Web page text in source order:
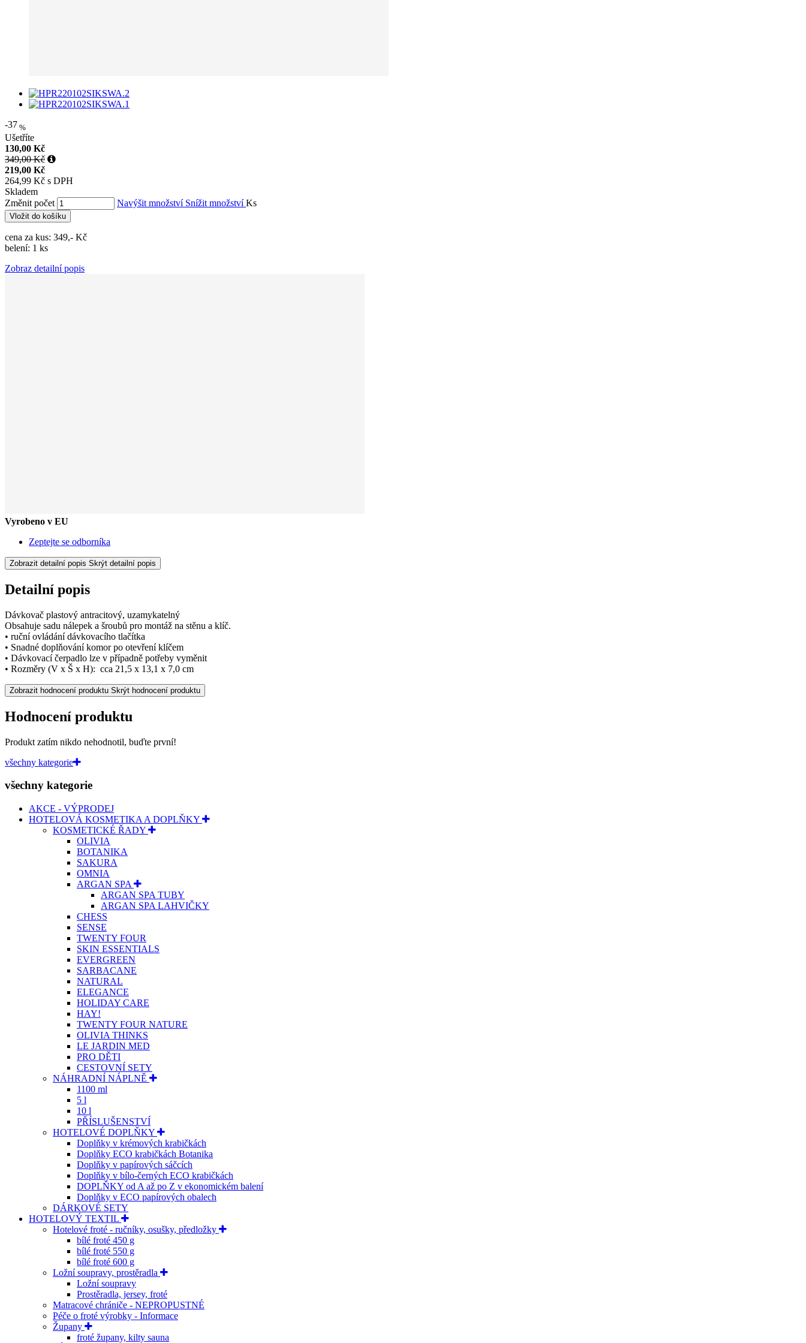
-37 %
Ušetříte
130,00 Kč
349,00 Kč
219,00 Kč
264,99 Kč s DPH
Skladem
Změnit počet
Navýšit množství Snížit množstvíKs
Vložit do košíku
cena za kus: 349,- Kč
belení: 1 ks
Zobraz detailní popis
Vyrobeno v EU
Zeptejte se odborníka
Zobrazit detailní popis Skrýt detailní popis
Detailní popis
Dávkovač plastový antracitový, uzamykatelný
Obsahuje sadu nálepek a šroubů pro montáž na stěnu a klíč.
• ruční ovládání dávkovacího tlačítka
• Snadné doplňování komor po otevření klíčem
• Dávkovací čerpadlo lze v případně potřeby vyměnit
• Rozměry (V x Š x H): cca 21,5 x 13,1 x 7,0 cm
Zobrazit hodnocení produktu Skrýt hodnocení produktu
Hodnocení produktu
Produkt zatím nikdo nehodnotil, buďte první!
všechny kategorie
všechny kategorie
AKCE - VÝPRODEJ
HOTELOVÁ KOSMETIKA A DOPLŇKY
KOSMETICKÉ ŘADY
OLIVIA
BOTANIKA
SAKURA
OMNIA
ARGAN SPA
ARGAN SPA TUBY
ARGAN SPA LAHVIČKY
CHESS
SENSE
TWENTY FOUR
SKIN ESSENTIALS
EVERGREEN
SARBACANE
NATURAL
ELEGANCE
HOLIDAY CARE
HAY!
TWENTY FOUR NATURE
OLIVIA THINKS
LE JARDIN MED
PRO DĚTI
CESTOVNÍ SETY
NÁHRADNÍ NÁPLNĚ
1100 ml
5 l
10 l
PŘÍSLUŠENSTVÍ
HOTELOVÉ DOPLŇKY
Doplňky v krémových krabičkách
Doplňky ECO krabičkách Botanika
Doplňky v papírových sáčcích
Doplňky v bílo-černých ECO krabičkách
DOPLŇKY od A až po Z v ekonomickém balení
Doplňky v ECO papírových obalech
DÁRKOVÉ SETY
HOTELOVÝ TEXTIL
Hotelové froté - ručníky, osušky, předložky
bílé froté 450 g
bílé froté 550 g
bílé froté 600 g
Ložní soupravy, prostěradla
Ložní soupravy
Prostěradla, jersey, froté
Matracové chrániče - NEPROPUSTNÉ
Péče o froté výrobky - Informace
Župany
froté župany, kilty sauna